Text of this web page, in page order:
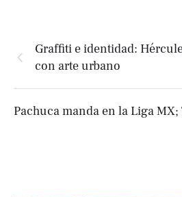
Graffiti e identidad:
con arte urbano
Pachuca manda en la Liga